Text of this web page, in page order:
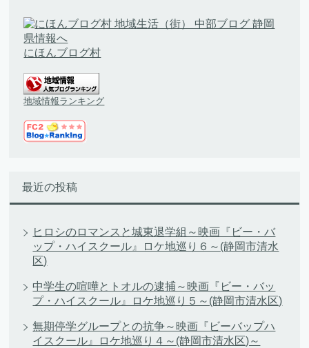
にほんブログ村
地域情報ランキング
最近の投稿
ヒロシのロマンスと城東退学組～映画『ビー・バ
ップ・ハイスクール』ロケ地巡り６～(静岡市清水
区)
中学生の喧嘩とトオルの逮捕～映画『ビー・バッ
プ・ハイスクール』ロケ地巡り５～(静岡市清水区)
無期停学グループとの抗争～映画『ビーバップハ
イスクール』ロケ地巡り４～(静岡市清水区)～